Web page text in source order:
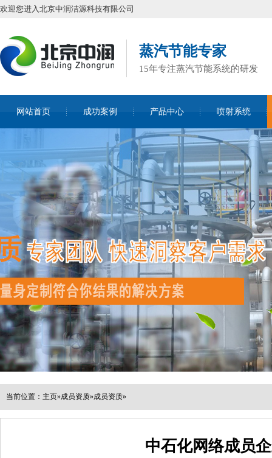
欢迎您进入北京中润洁源科技有限公司
蒸汽节能专家
15年专注蒸汽节能系统的研发
网站首页 成功案例 产品中心 喷射系统
当前位置： 主页»成员资质»成员资质»
中石化网络成员